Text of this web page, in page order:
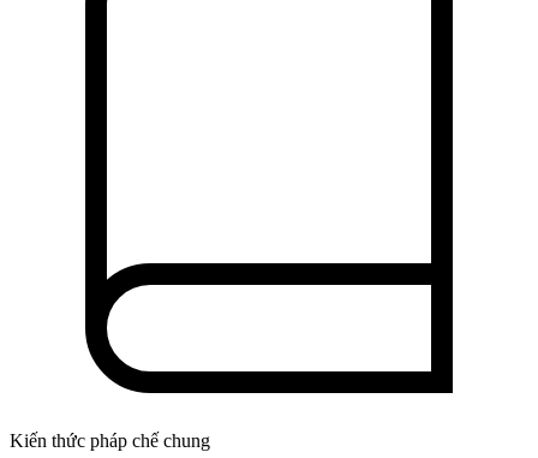
Kiến thức pháp chế chung